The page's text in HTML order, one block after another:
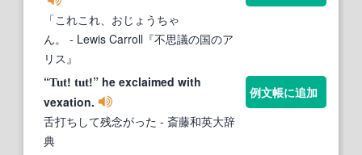
「これこれ、おじょうちゃ
ん。
- Lewis Carroll『不思議の国のア
リス』
“Tut! tut!” he exclaimed with
vexation.
舌打ちして残念がった - 斎藤和英大辞
典
例文帳に追加